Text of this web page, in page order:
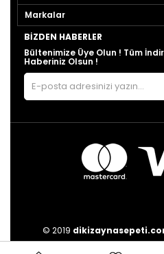
Markalar
BIZDEN HABERLER
Bültenimize Üye Olun ! Tüm
Haberiniz Olsun !
© 2019